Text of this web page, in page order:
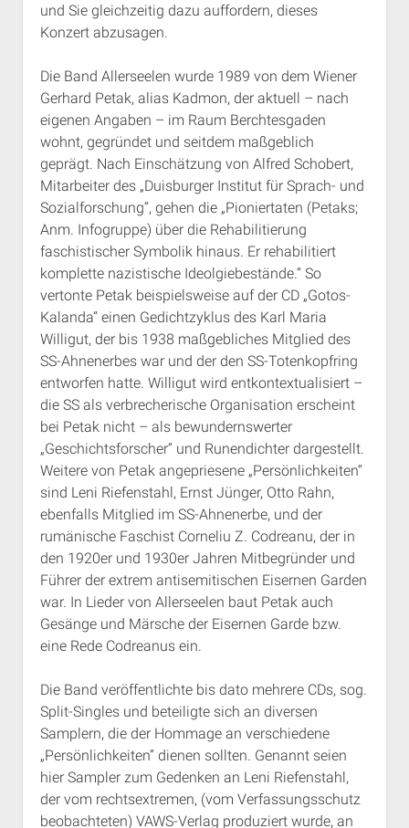
und Sie gleichzeitig dazu auffordern, dieses
Konzert abzusagen.
Die Band Allerseelen wurde 1989 von dem Wiener
Gerhard Petak, alias Kadmon, der aktuell – nach
eigenen Angaben – im Raum Berchtesgaden
wohnt, gegründet und seitdem maßgeblich
geprägt. Nach Einschätzung von Alfred Schobert,
Mitarbeiter des „Duisburger Institut für Sprach- und
Sozialforschung“, gehen die „Pioniertaten (Petaks;
Anm. Infogruppe) über die Rehabilitierung
faschistischer Symbolik hinaus. Er rehabilitiert
komplette nazistische Ideolgiebestände.“ So
vertonte Petak beispielsweise auf der CD „Gotos-
Kalanda“ einen Gedichtzyklus des Karl Maria
Willigut, der bis 1938 maßgebliches Mitglied des
SS-Ahnenerbes war und der den SS-Totenkopfring
entworfen hatte. Willigut wird entkontextualisiert –
die SS als verbrecherische Organisation erscheint
bei Petak nicht – als bewundernswerter
„Geschichtsforscher“ und Runendichter dargestellt.
Weitere von Petak angepriesene „Persönlichkeiten“
sind Leni Riefenstahl, Ernst Jünger, Otto Rahn,
ebenfalls Mitglied im SS-Ahnenerbe, und der
rumänische Faschist Corneliu Z. Codreanu, der in
den 1920er und 1930er Jahren Mitbegründer und
Führer der extrem antisemitischen Eisernen Garden
war. In Lieder von Allerseelen baut Petak auch
Gesänge und Märsche der Eisernen Garde bzw.
eine Rede Codreanus ein.
Die Band veröffentlichte bis dato mehrere CDs, sog.
Split-Singles und beteiligte sich an diversen
Samplern, die der Hommage an verschiedene
„Persönlichkeiten“ dienen sollten. Genannt seien
hier Sampler zum Gedenken an Leni Riefenstahl,
der vom rechtsextremen, (vom Verfassungsschutz
beobachteten) VAWS-Verlag produziert wurde, an